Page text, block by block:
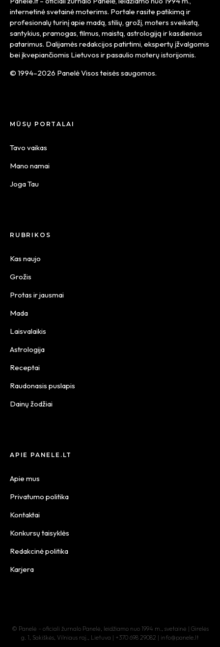
internetinė svetainė moterims. Portale rasite patikimą ir
profesionalų turinį apie madą, stilių, grožį, moters sveikatą,
santykius, pramogas, filmus, maistą, astrologiją ir kasdienius
patarimus. Dalijamės redakcijos patirtimi, ekspertų įžvalgomis
bei įkvepiančiomis Lietuvos ir pasaulio moterų istorijomis.
© 1994–2026 Panelė Visos teisės saugomos.
MŪSŲ PORTALAI
Tavo vaikas
Mano namai
Joga Tau
RUBRIKOS
Kas naujo
Grožis
Protas ir jausmai
Mada
Laisvalaikis
Astrologija
Receptai
Raudonasis puslapis
Dainų žodžiai
APIE PANELE.LT
Apie mus
Privatumo politika
Kontaktai
Konkursų taisyklės
Redakcinė politika
Karjera
© Panelė – oficiali žurnalo Panelė, leidžiamo nuo 1994 m., svetainė | Girelės
g. 1, Sakiškės, Vilniaus raj., Lietuva | +370 698 29082 | info@panele.lt